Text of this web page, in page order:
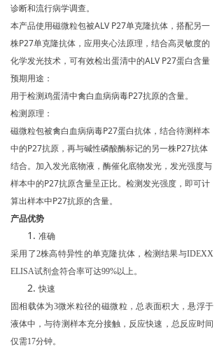
诊断和流行病学调查。
本产品使用磁微粒包被ALV P27单克隆抗体，搭配另一
株P27单克隆抗体，应用夹心法原理，结合高灵敏度的
化学发光技术，可有效检出蛋清中的ALV P27蛋白含量
预期用途：
用于检测鸡蛋清中禽白血病病毒P27抗原的含量。
检测原理：
磁微粒包被禽白血病病毒P27蛋白抗体，结合待测样本
中的P27抗原，再与碱性磷酸酶标记的另一株P27抗体
结合。加入发光底物液，酶催化底物发光，发光强度与
样本中的P27抗原含量呈正比。检测发光强度，即可计
算出样本中P27抗原的含量。
产品优势
准确
采用了2株高特异性的单克隆抗体，检测结果与IDEXX
ELISA试剂盒符合率可达99%以上。
快速
固相载体为3微米粒径的磁微粒，总表面积大，悬浮于
液体中，与待测样本充分接触，反应快速，总反应时间
仅需17分钟。